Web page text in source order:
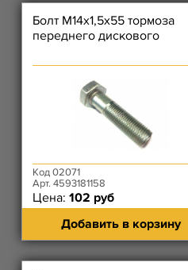
Болт М14х1,5х55 тормоза
переднего дискового
Код 02071
Арт. 4593181158
Цена: 102 руб
Добавить в корзину